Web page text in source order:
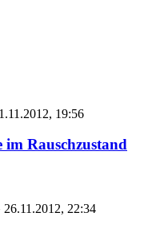
19:56
im Rauschzustand
26.11.2012, 22:34